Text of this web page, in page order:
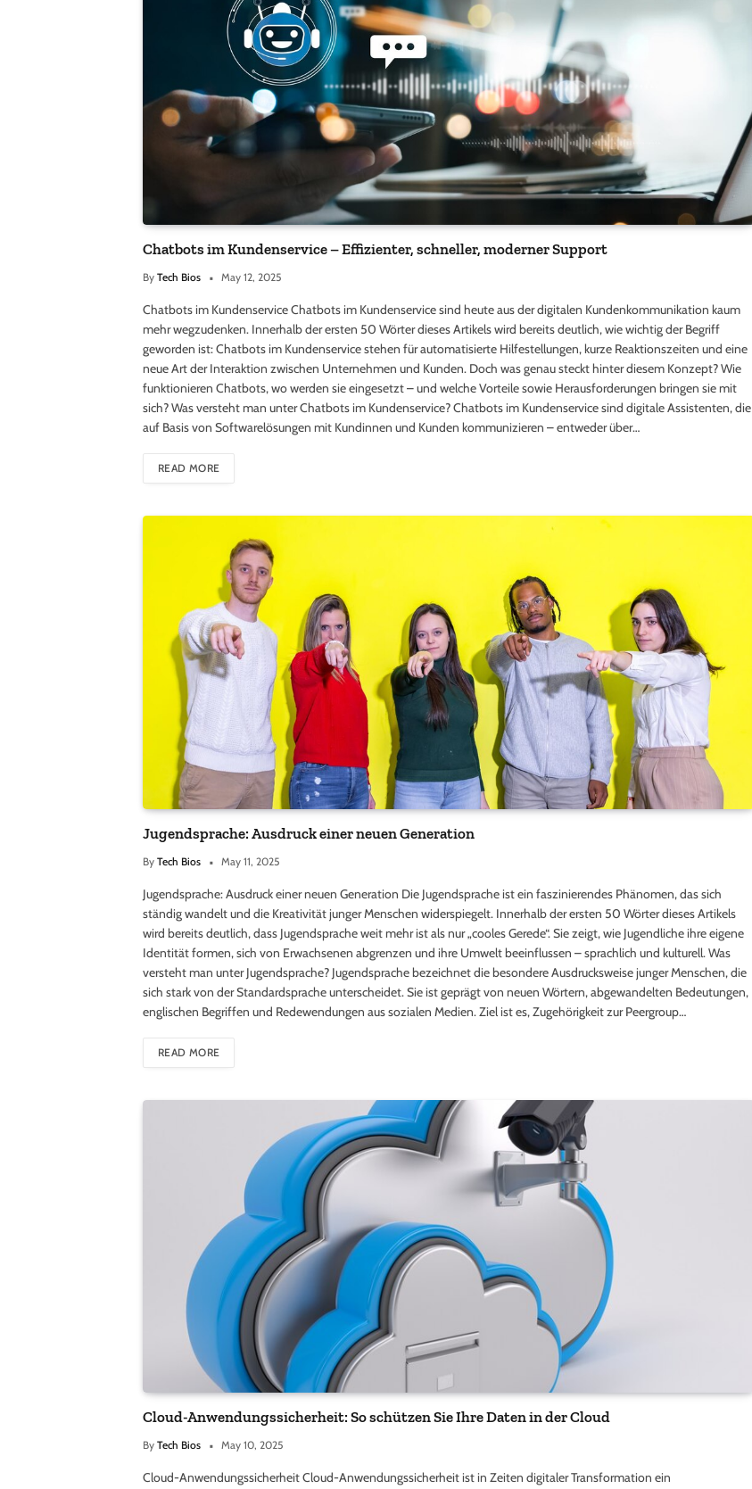
Chatbots im Kundenservice – Effizienter, schneller, moderner Support
By Tech Bios May 12, 2025
Chatbots im Kundenservice Chatbots im Kundenservice sind heute aus der digitalen Kundenkommunikation kaum
mehr wegzudenken. Innerhalb der ersten 50 Wörter dieses Artikels wird bereits deutlich, wie wichtig der Begriff
geworden ist: Chatbots im Kundenservice stehen für automatisierte Hilfestellungen, kurze Reaktionszeiten und eine
neue Art der Interaktion zwischen Unternehmen und Kunden. Doch was genau steckt hinter diesem Konzept? Wie
funktionieren Chatbots, wo werden sie eingesetzt – und welche Vorteile sowie Herausforderungen bringen sie mit
sich? Was versteht man unter Chatbots im Kundenservice? Chatbots im Kundenservice sind digitale Assistenten, die
auf Basis von Softwarelösungen mit Kundinnen und Kunden kommunizieren – entweder über…
READ MORE
Jugendsprache: Ausdruck einer neuen Generation
By Tech Bios May 11, 2025
Jugendsprache: Ausdruck einer neuen Generation Die Jugendsprache ist ein faszinierendes Phänomen, das sich
ständig wandelt und die Kreativität junger Menschen widerspiegelt. Innerhalb der ersten 50 Wörter dieses Artikels
wird bereits deutlich, dass Jugendsprache weit mehr ist als nur „cooles Gerede“. Sie zeigt, wie Jugendliche ihre eigene
Identität formen, sich von Erwachsenen abgrenzen und ihre Umwelt beeinflussen – sprachlich und kulturell. Was
versteht man unter Jugendsprache? Jugendsprache bezeichnet die besondere Ausdrucksweise junger Menschen, die
sich stark von der Standardsprache unterscheidet. Sie ist geprägt von neuen Wörtern, abgewandelten Bedeutungen,
englischen Begriffen und Redewendungen aus sozialen Medien. Ziel ist es, Zugehörigkeit zur Peergroup…
READ MORE
Cloud-Anwendungssicherheit: So schützen Sie Ihre Daten in der Cloud
By Tech Bios May 10, 2025
Cloud-Anwendungssicherheit Cloud-Anwendungssicherheit ist in Zeiten digitaler Transformation ein